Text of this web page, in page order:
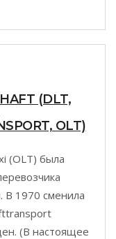
(DLT,
OLT)
(OLT) была
В 1970 сменила
(В настоящее